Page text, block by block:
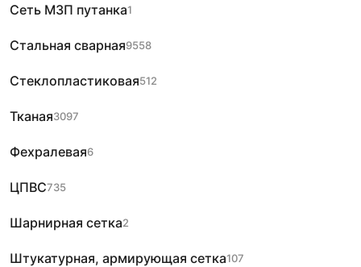
Сеть МЗП путанка1
Стальная сварная9558
Стеклопластиковая512
Тканая3097
Фехралевая6
ЦПВС735
Шарнирная сетка2
Штукатурная, армирующая сетка107